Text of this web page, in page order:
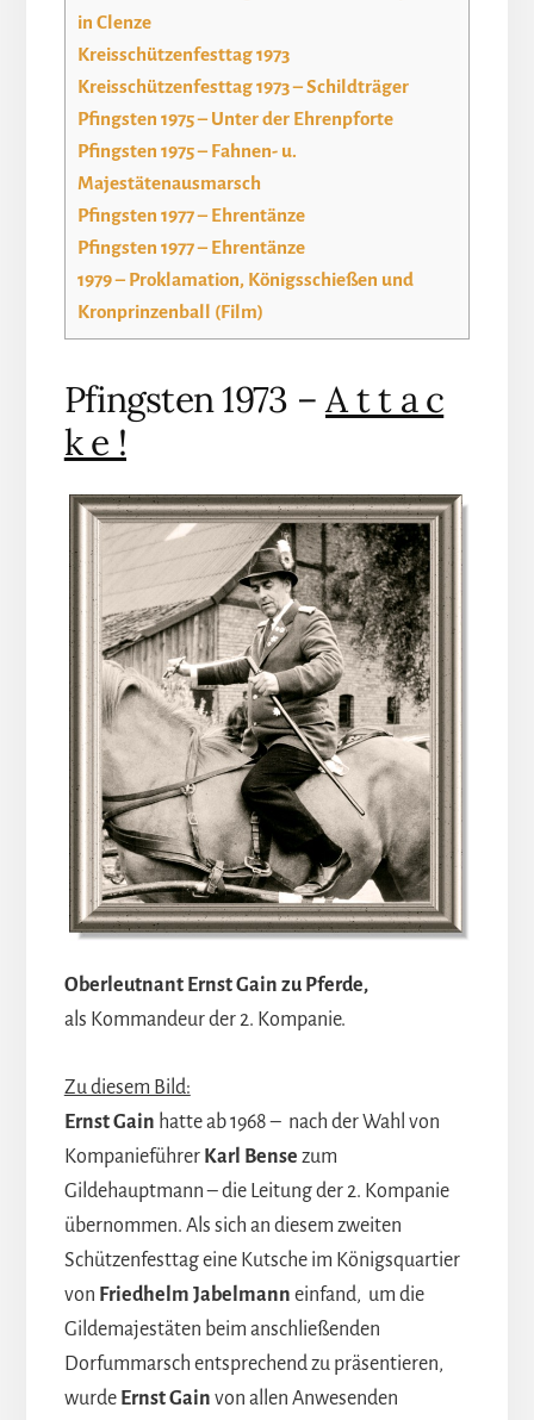
in Clenze
Kreisschützenfesttag 1973
Kreisschützenfesttag 1973 – Schildträger
Pfingsten 1975 – Unter der Ehrenpforte
Pfingsten 1975 – Fahnen- u.
Majestätenausmarsch
Pfingsten 1977 – Ehrentänze
Pfingsten 1977 – Ehrentänze
1979 – Proklamation, Königsschießen und
Kronprinzenball (Film)
Pfingsten 1973 –A t t a c
k e !
Oberleutnant Ernst Gain zu Pferde,
als Kommandeur der 2. Kompanie.
Zu diesem Bild:
Ernst Gain hatte ab 1968 – nach der Wahl von
Kompanieführer Karl Bense zum
Gildehauptmann – die Leitung der 2. Kompanie
übernommen. Als sich an diesem zweiten
Schützenfesttag eine Kutsche im Königsquartier
von Friedhelm Jabelmann einfand, um die
Gildemajestäten beim anschließenden
Dorfummarsch entsprechend zu präsentieren,
wurde Ernst Gain von allen Anwesenden